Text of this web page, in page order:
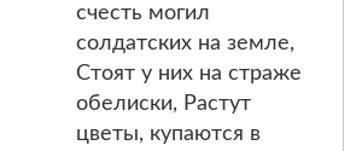
счесть могил
солдатских на земле,
Стоят у них на страже
обелиски, Растут
цветы, купаются в